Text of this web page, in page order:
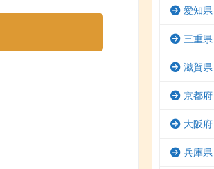
愛知県
三重県
滋賀県
京都府
大阪府
兵庫県